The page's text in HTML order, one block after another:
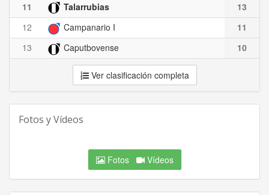
11
Talarrubias
13
12
Campanario I
11
13
Caputbovense 10
Ver clasificación completa
Fotos y Vídeos
Fotos Vídeos